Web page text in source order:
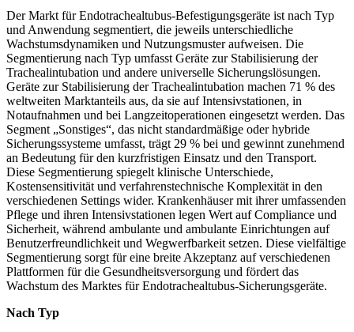
Der Markt für Endotrachealtubus-Befestigungsgeräte ist nach Typ
und Anwendung segmentiert, die jeweils unterschiedliche
Wachstumsdynamiken und Nutzungsmuster aufweisen. Die
Segmentierung nach Typ umfasst Geräte zur Stabilisierung der
Trachealintubation und andere universelle Sicherungslösungen.
Geräte zur Stabilisierung der Trachealintubation machen 71 % des
weltweiten Marktanteils aus, da sie auf Intensivstationen, in
Notaufnahmen und bei Langzeitoperationen eingesetzt werden. Das
Segment „Sonstiges“, das nicht standardmäßige oder hybride
Sicherungssysteme umfasst, trägt 29 % bei und gewinnt zunehmend
an Bedeutung für den kurzfristigen Einsatz und den Transport.
Diese Segmentierung spiegelt klinische Unterschiede,
Kostensensitivität und verfahrenstechnische Komplexität in den
verschiedenen Settings wider. Krankenhäuser mit ihrer umfassenden
Pflege und ihren Intensivstationen legen Wert auf Compliance und
Sicherheit, während ambulante und ambulante Einrichtungen auf
Benutzerfreundlichkeit und Wegwerfbarkeit setzen. Diese vielfältige
Segmentierung sorgt für eine breite Akzeptanz auf verschiedenen
Plattformen für die Gesundheitsversorgung und fördert das
Wachstum des Marktes für Endotrachealtubus-Sicherungsgeräte.
Nach Typ